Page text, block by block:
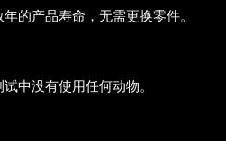
的产品寿命，无需更换零件。
中没有使用任何动物。